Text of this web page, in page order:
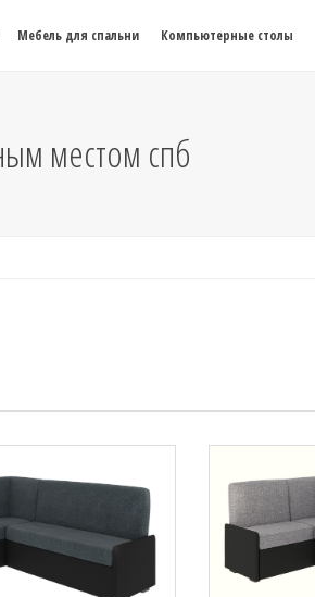
Мебель для спальни Компьютерные столы
местом спб